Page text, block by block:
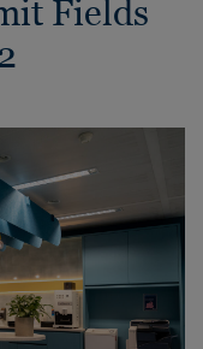
Fields